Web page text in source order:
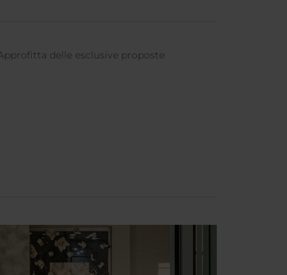
delle esclusive proposte